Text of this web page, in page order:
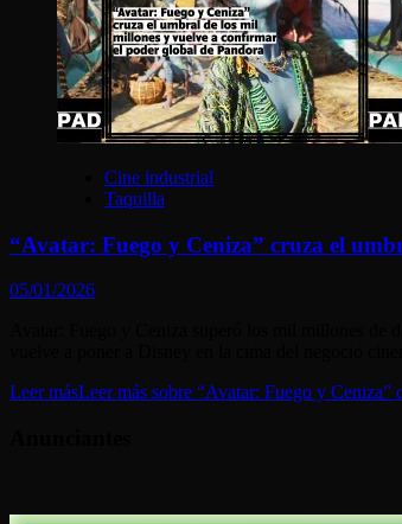
Cine industrial
Taquilla
“Avatar: Fuego y Ceniza” cruza el
05/01/2026
Leer másLeer más sobre “Avatar: Fuego y